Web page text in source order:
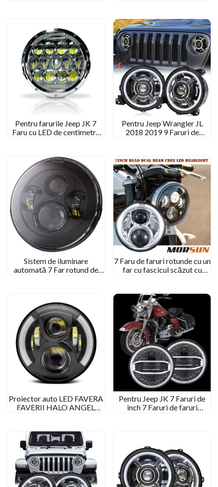
Pentru farurile Jeep JK 7
Faru cu LED de centimetru
Pentru Jeep Wrangler JL
2018 2019 9 Faruri de
Sistem de iluminare
automată 7 Far rotund de
Hummer/pentru Royal
Enfield
7 Faru de faruri rotunde cu un
far cu fascicul scăzut cu
7” Far rotund
Proiector auto LED FAVERA
FAVERII HALO ANGEL
motocicleta auto 7” Far
rotund cu LED
Pentru Jeep JK 7 Faruri de
inch 7 Faruri de faruri